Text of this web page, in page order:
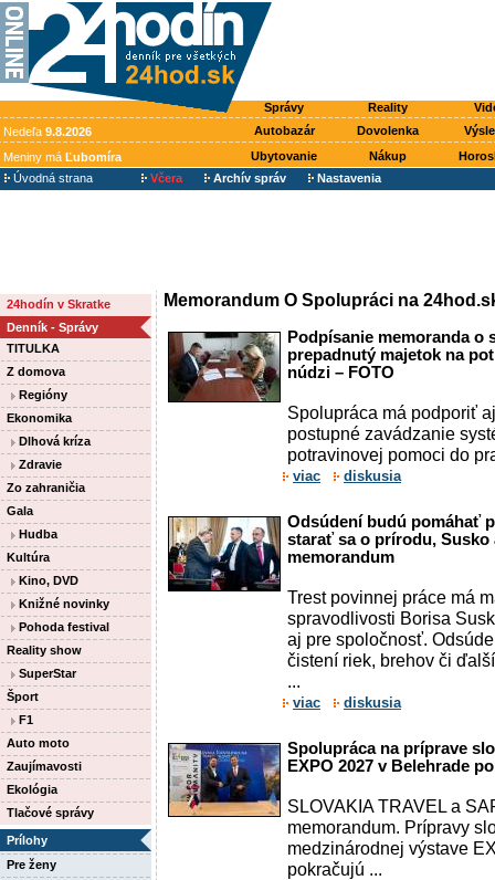
Správy Reality
Nedeľa 9.8.2026 Autobazár Dovolenka
Meniny má Ľubomíra Ubytovanie Nákup
Úvodná strana
Včera Archív správ Nastavenia
24hodín v Skratke
Denník - Správy
TITULKA
Z domova
Regióny
Ekonomika
Dlhová kríza
Zdravie
Zo zahraničia
Gala
Hudba
Kultúra
Kino, DVD
Knižné novinky
Pohoda festival
Reality show
SuperStar
Šport
F1
Auto moto
Zaujímavosti
Ekológia
Tlačové správy
Prílohy
Pre ženy
Memorandum O Spolupráci na
Podpísanie memoranda
prepadnutý majetok na
núdzi – FOTO
Spolupráca má podporiť
postupné zavádzanie
potravinovej pomoci do
viac diskusia
Odsúdení budú pomáhať
starať sa o prírodu, Susko
memorandum
Trest povinnej práce má
spravodlivosti Borisa
aj pre spoločnosť.
čistení riek, brehov či
...
viac diskusia
Spolupráca na príprave
EXPO 2027 v Belehrade
SLOVAKIA TRAVEL a
memorandum. Prípravy
medzinárodnej výstave
pokračujú ...